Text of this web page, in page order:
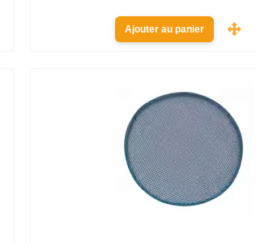
Ajouter au panier